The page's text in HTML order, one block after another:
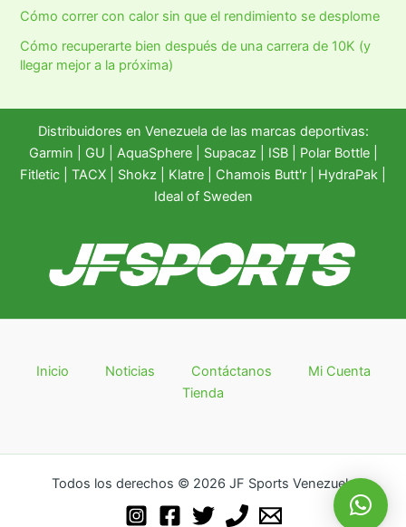
Cómo correr con calor sin que el rendimiento se desplome
Cómo recuperarte bien después de una carrera de 10K (y
llegar mejor a la próxima)
Distribuidores en Venezuela de las marcas deportivas:
Garmin
GU AquaSphere| Supacaz | ISB | Polar Bottle|
Fitletic
TACX Shokz Klatre Chamois Butt'r HydraPak
Ideal of Sweden
Inicio Noticias Contáctanos
Mi Cuenta
Tienda
Todos los derechos © 2026 JF Sports Venezuela